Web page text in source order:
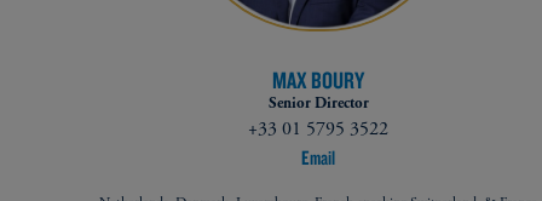
MAX BOURY
Senior Director
+33 01 5795 3522
Email